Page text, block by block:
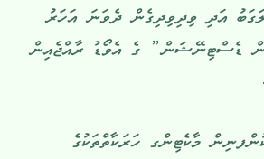
އަދި ވިދިވިދިގެން ދެވަނަ އަހަރު
ޑެސްޓިނޭޝަން” ގެ އެވޯޑު ރާއްޖެއިން
ކުންފނިން މާކެޓިންގ ހަރަކާތްތަކުގެ